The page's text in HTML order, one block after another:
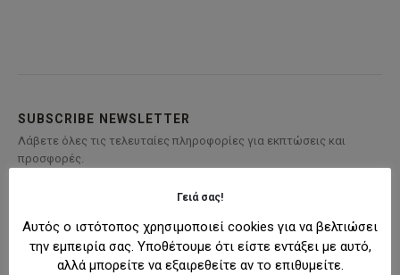
SUBSCRIBE NEWSLETTER
Λάβετε όλες τις τελευταίες πληροφορίες για εκπτώσεις και
προσφορές.
Γειά σας!
Αυτός ο ιστότοπος χρησιμοποιεί cookies για να βελτιώσει
την εμπειρία σας. Υποθέτουμε ότι είστε εντάξει με αυτό,
αλλά μπορείτε να εξαιρεθείτε αν το επιθυμείτε.